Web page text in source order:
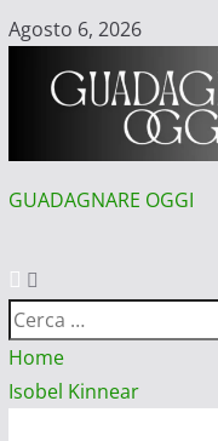
Vai
contenuto
Agosto 6, 2026
GUADAGNARE OGGI
Ricerca
per:
Home
Isobel Kinnear